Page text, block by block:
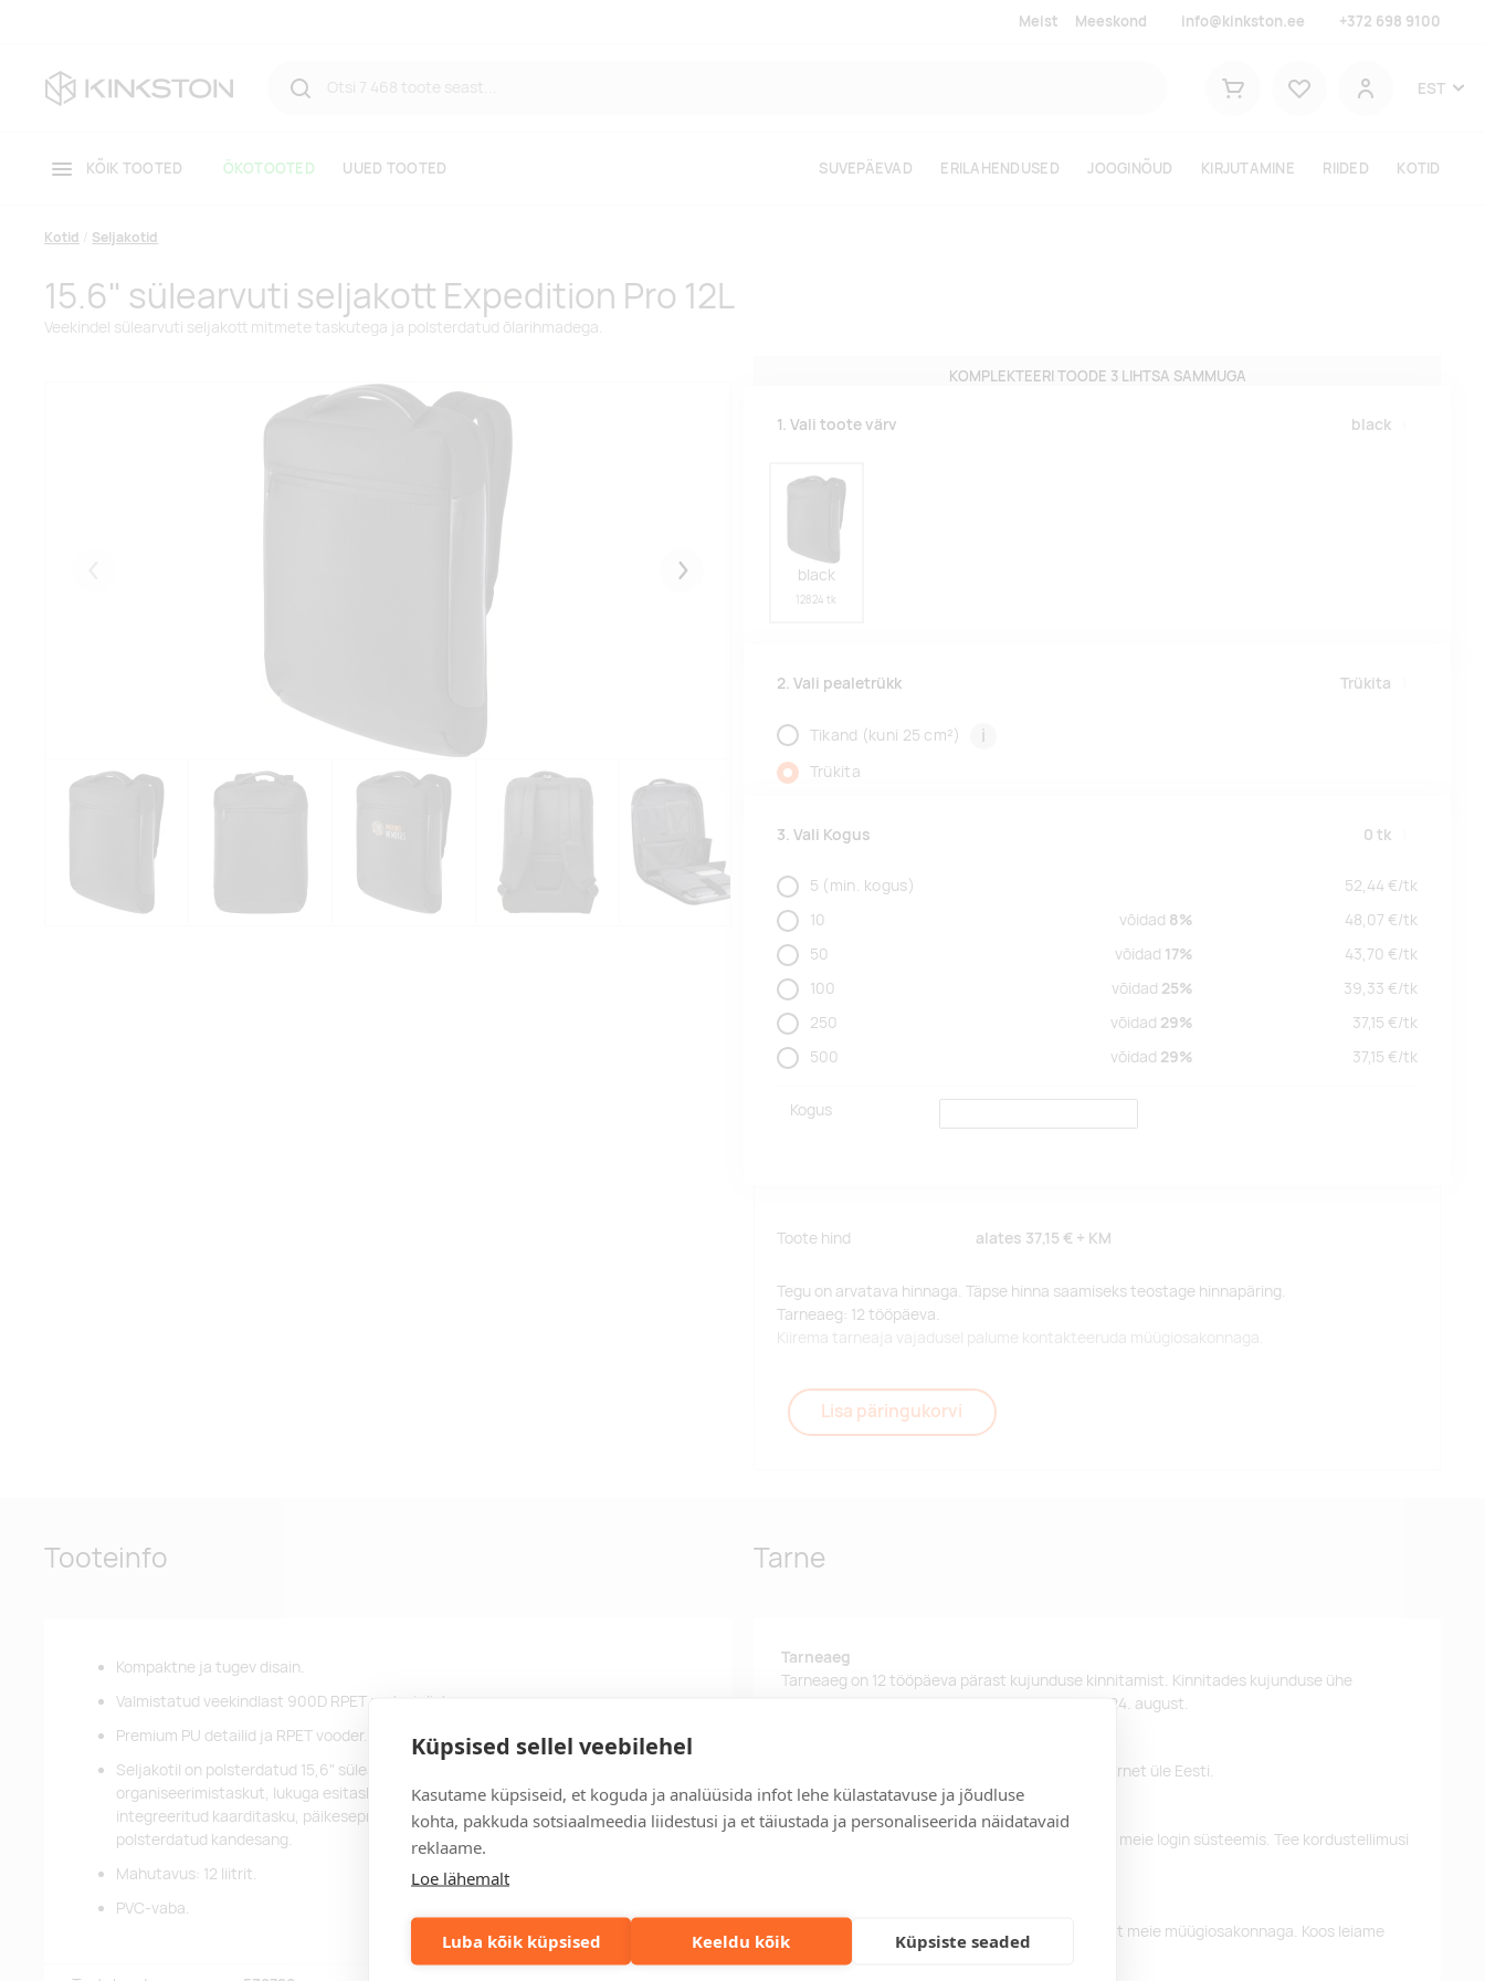
Küpsised sellel veebilehel
Kasutame küpsiseid, et koguda ja analüüsida infot lehe külastatavuse ja jõudluse
kohta, pakkuda sotsiaalmeedia liidestusi ja et täiustada ja personaliseerida näidatavaid
reklaame.
Loe lähemalt
Luba kõik küpsised Keeldu kõik Küpsiste seaded
Meist Meeskond info@kinkston.ee +372 698 9100
Ostukorv
Kasutaja
EST
KÕIK TOOTED ÖKOTOOTED UUED TOOTED SUVEPÄEVAD ERILAHENDUSED JOOGINÕUD KIRJUTAMINE RIIDED KOTID
Kotid Seljakotid
15.6" sülearvuti seljakott Expedition Pro 12L
Veekindel sülearvuti seljakott mitmete taskutega ja polsterdatud õlarihmadega.
Järgmised
KOMPLEKTEERI TOODE 3 LIHTSA SAMMUGA
1. Vali toote värv black
black
12824 tk
2. Vali pealetrükk Trükita
Tikand (kuni 25 cm²) i
Trükita
3. Vali Kogus 0 tk
5 (min. kogus) 52,44 €/tk
10
võidad 8% 48,07 €/tk
50
võidad 17% 43,70 €/tk
100
võidad 25% 39,33 €/tk
250
võidad 29% 37,15 €/tk
500
võidad 29% 37,15 €/tk
Kogus
Toote hind alates 37,15 € + KM
Tegu on arvatava hinnaga. Täpse hinna saamiseks teostage hinnapäring.
Tarneaeg: 12 tööpäeva.
Kiirema tarneaja vajadusel palume kontakteeruda müügiosakonnaga.
Lisa päringukorvi
Tooteinfo
Kompaktne ja tugev disain.
Valmistatud veekindlast 900D RPET materjalist.
Premium PU detailid ja RPET vooder.
Seljakotil on polsterdatud 15,6" sülearvuti sahtel, tahvelarvuti sahtel, mitu
organiseerimistaskut, lukuga esitasku, polsterdatud ja reguleeritavad õlarihmad,
integreeritud kaarditasku, päikeseprillide aas, vormitud õhuvõrgust seljatugi,
polsterdatud kandesang.
Mahutavus: 12 liitrit.
PVC-vaba.
Tarne
Tarneaeg
Tarneaeg on 12 tööpäeva pärast kujunduse kinnitamist. Kinnitades kujunduse ühe
tööpäeva jooksul, saate tooted kätte hiljemalt 24. august.
Üle 500 euro tellimuste puhul pakume tasuta tarnet üle Eesti.
Tellimuste info
Jälgi oma olemasolevaid ning eelnevaid tellimusi meie login süsteemis. Tee kordustellimusi
Kiirema tarneaja vajadusel palun võtke ühendust meie müügiosakonnaga. Koos leiame
lahenduse!